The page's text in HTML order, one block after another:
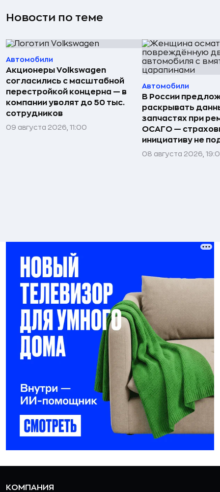
Новости по теме
Автомобили
Акционеры Volkswagen
согласились с масштабной
перестройкой концерна — в
компании уволят до 50 тыс.
сотрудников
09 августа 2026, 11:00
Автомобили
В России
раскрывать
запчастях при
ОСАГО —
инициативу не
08 августа 2026,
КОМПАНИЯ